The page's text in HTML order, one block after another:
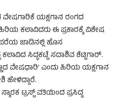
ವೇಷಗಾರಿಕೆ ಯಕ್ಷಗಾನ ರಂಗದ
ಕಲಾವಿದರು ಈ ಪ್ರಕಾರಕ್ಕೆ ವಿಶೇಷ
ಜಾಡಿನಲ್ಲಿ ಹೊಸ
ಸಿದ್ಧಕಟ್ಟೆ ಸದಾಶಿವ ಶೆಟ್ಟಿಗಾರ್.
ವೇಷಧಾರಿ’ ಎಂದು ಹಿರಿಯ ಯಕ್ಷಗಾನ
ಹೇಳಿದ್ದಾರೆ.
ಟ್ರಸ್ಟ್ ವತಿಯಿಂದ ಪ್ರಸಿದ್ಧ